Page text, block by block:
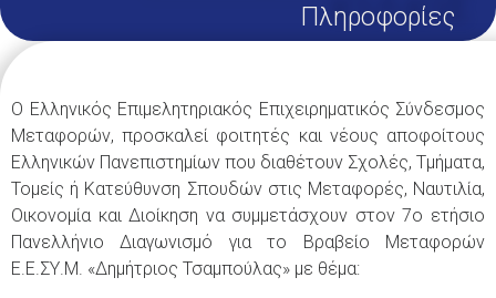
Πληροφορίες
Ο Ελληνικός Επιμελητηριακός Επιχειρηματικός Σύνδεσμος
Μεταφορών, προσκαλεί φοιτητές και νέους αποφοίτους
Ελληνικών Πανεπιστημίων που διαθέτουν Σχολές, Τμήματα,
Τομείς ή Κατεύθυνση Σπουδών στις Μεταφορές, Ναυτιλία,
Οικονομία και Διοίκηση να συμμετάσχουν στον 7ο ετήσιο
Πανελλήνιο Διαγωνισμό για το Βραβείο Μεταφορών
Ε.Ε.ΣΥ.Μ. «Δημήτριος Τσαμπούλας» με θέμα: